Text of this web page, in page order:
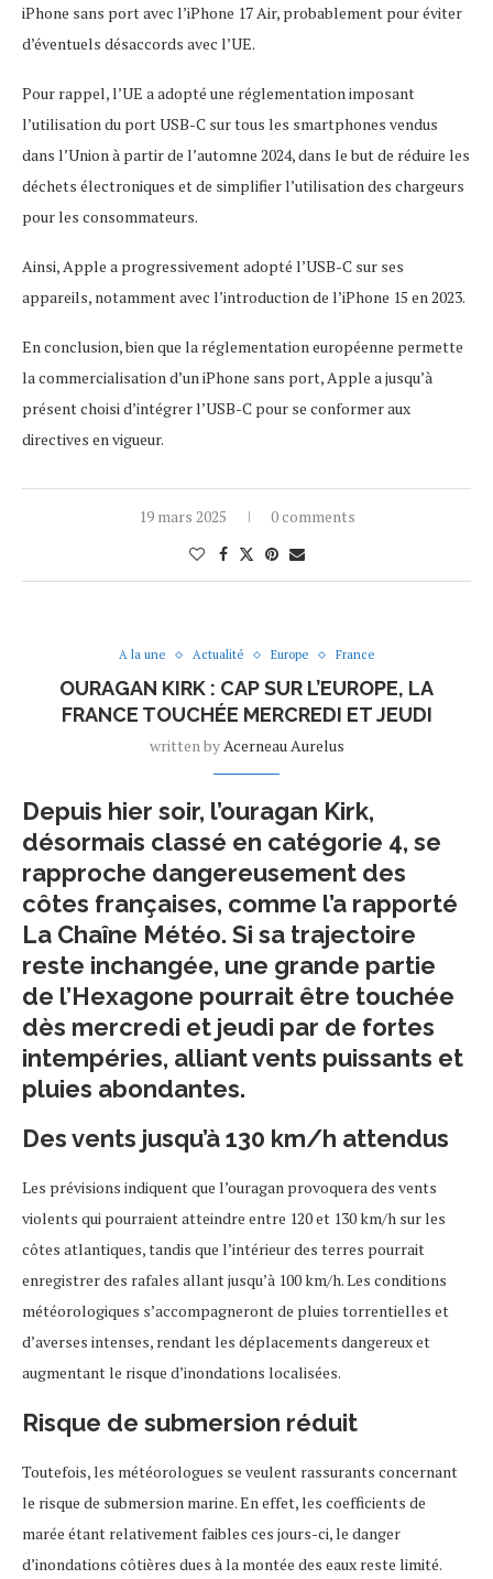
iPhone sans port avec l’iPhone 17 Air, probablement pour éviter
d’éventuels désaccords avec l’UE.
Pour rappel, l’UE a adopté une réglementation imposant
l’utilisation du port USB-C sur tous les smartphones vendus
dans l’Union à partir de l’automne 2024, dans le but de réduire les
déchets électroniques et de simplifier l’utilisation des chargeurs
pour les consommateurs.
Ainsi, Apple a progressivement adopté l’USB-C sur ses
appareils, notamment avec l’introduction de l’iPhone 15 en 2023.
En conclusion, bien que la réglementation européenne permette
la commercialisation d’un iPhone sans port, Apple a jusqu’à
présent choisi d’intégrer l’USB-C pour se conformer aux
directives en vigueur.
19 mars 2025 0 comments
A la une Actualité Europe France
OURAGAN KIRK : CAP SUR L’EUROPE, LA
FRANCE TOUCHÉE MERCREDI ET JEUDI
written byAcerneau Aurelus
Depuis hier soir, l’ouragan Kirk,
désormais classé en catégorie 4, se
rapproche dangereusement des
côtes françaises, comme l’a rapporté
La Chaîne Météo. Si sa trajectoire
reste inchangée, une grande partie
de l’Hexagone pourrait être touchée
dès mercredi et jeudi par de fortes
intempéries, alliant vents puissants et
pluies abondantes.
Des vents jusqu’à 130 km/h attendus
Les prévisions indiquent que l’ouragan provoquera des vents
violents qui pourraient atteindre entre 120 et 130 km/h sur les
côtes atlantiques, tandis que l’intérieur des terres pourrait
enregistrer des rafales allant jusqu’à 100 km/h. Les conditions
météorologiques s’accompagneront de pluies torrentielles et
d’averses intenses, rendant les déplacements dangereux et
augmentant le risque d’inondations localisées.
Risque de submersion réduit
Toutefois, les météorologues se veulent rassurants concernant
le risque de submersion marine. En effet, les coefficients de
marée étant relativement faibles ces jours-ci, le danger
d’inondations côtières dues à la montée des eaux reste limité.